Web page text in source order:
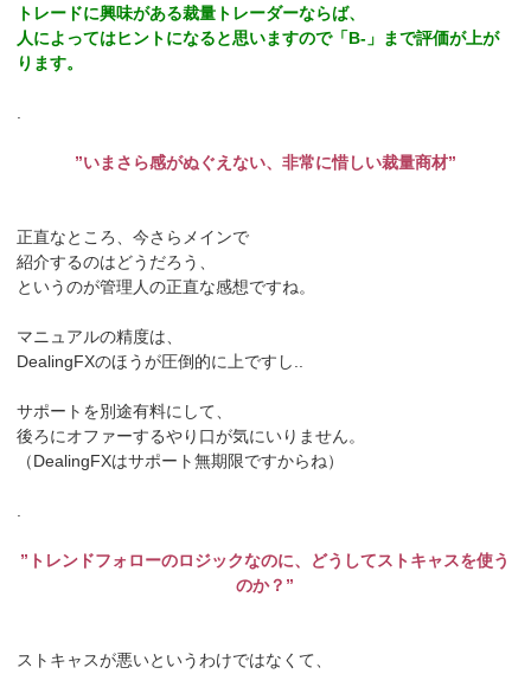
トレードに興味がある裁量トレーダーならば、
人によってはヒントになると思いますので「B-」まで評価が上が
ります。
”いまさら感がぬぐえない、非常に惜しい裁量商材”
正直なところ、今さらメインで
紹介するのはどうだろう、
というのが管理人の正直な感想ですね。
マニュアルの精度は、
DealingFXのほうが圧倒的に上ですし..
サポートを別途有料にして、
後ろにオファーするやり口が気にいりません。
（DealingFXはサポート無期限ですからね）
”トレンドフォローのロジックなのに、どうしてストキャスを使う
のか？”
ストキャスが悪いというわけではなくて、